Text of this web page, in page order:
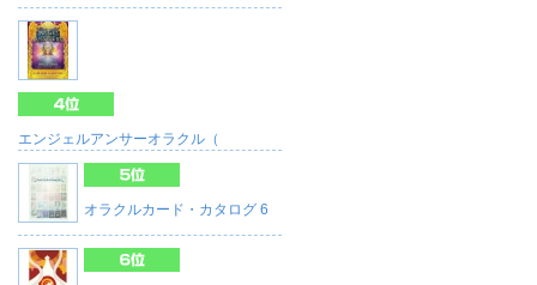
エンジェルアンサーオラクル（
オラクルカード・カタログ 6